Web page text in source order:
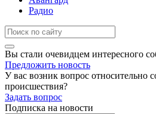
Радио
Вы стали очевидцем интересного
Предложить новость
У вас возник вопрос относительно
происшествия?
Задать вопрос
Подписка на новости